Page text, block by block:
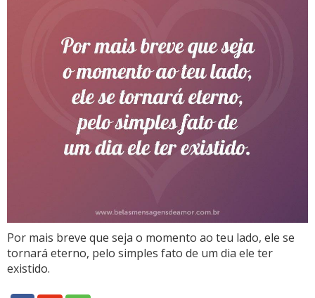
Por mais breve que seja o momento ao teu lado, ele se
tornará eterno, pelo simples fato de um dia ele ter
existido.